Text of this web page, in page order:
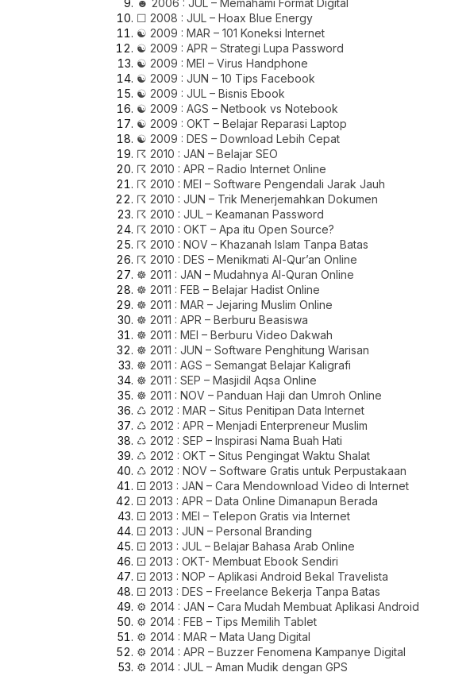
☻ 2006 : JUL – Memahami Format Digital
☐ 2008 : JUL – Hoax Blue Energy
☯ 2009 : MAR – 101 Koneksi Internet
☯ 2009 : APR – Strategi Lupa Password
☯ 2009 : MEI – Virus Handphone
☯ 2009 : JUN – 10 Tips Facebook
☯ 2009 : JUL – Bisnis Ebook
☯ 2009 : AGS – Netbook vs Notebook
☯ 2009 : OKT – Belajar Reparasi Laptop
☯ 2009 : DES – Download Lebih Cepat
☈ 2010 : JAN – Belajar SEO
☈ 2010 : APR – Radio Internet Online
☈ 2010 : MEI – Software Pengendali Jarak Jauh
☈ 2010 : JUN – Trik Menerjemahkan Dokumen
☈ 2010 : JUL – Keamanan Password
☈ 2010 : OKT – Apa itu Open Source?
☈ 2010 : NOV – Khazanah Islam Tanpa Batas
☈ 2010 : DES – Menikmati Al-Qur’an Online
☸ 2011 : JAN – Mudahnya Al-Quran Online
☸ 2011 : FEB – Belajar Hadist Online
☸ 2011 : MAR – Jejaring Muslim Online
☸ 2011 : APR – Berburu Beasiswa
☸ 2011 : MEI – Berburu Video Dakwah
☸ 2011 : JUN – Software Penghitung Warisan
☸ 2011 : AGS – Semangat Belajar Kaligrafi
☸ 2011 : SEP – Masjidil Aqsa Online
☸ 2011 : NOV – Panduan Haji dan Umroh Online
♺ 2012 : MAR – Situs Penitipan Data Internet
♺ 2012 : APR – Menjadi Enterpreneur Muslim
♺ 2012 : SEP – Inspirasi Nama Buah Hati
♺ 2012 : OKT – Situs Pengingat Waktu Shalat
♺ 2012 : NOV – Software Gratis untuk Perpustakaan
⚀ 2013 : JAN – Cara Mendownload Video di Internet
⚀ 2013 : APR – Data Online Dimanapun Berada
⚀ 2013 : MEI – Telepon Gratis via Internet
⚀ 2013 : JUN – Personal Branding
⚀ 2013 : JUL – Belajar Bahasa Arab Online
⚀ 2013 : OKT- Membuat Ebook Sendiri
⚀ 2013 : NOP – Aplikasi Android Bekal Travelista
⚀ 2013 : DES – Freelance Bekerja Tanpa Batas
⚙ 2014 : JAN – Cara Mudah Membuat Aplikasi Android
⚙ 2014 : FEB – Tips Memilih Tablet
⚙ 2014 : MAR – Mata Uang Digital
⚙ 2014 : APR – Buzzer Fenomena Kampanye Digital
⚙ 2014 : JUL – Aman Mudik dengan GPS